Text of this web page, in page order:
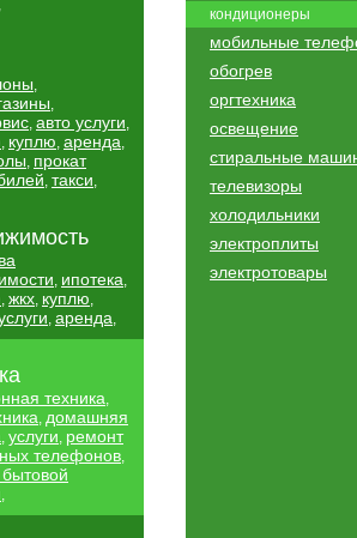
,
,
, авто услуги,
, куплю, аренда,
, прокат
, такси,
, ипотека,
, жкх, куплю,
, аренда,
техника,
, домашняя
, услуги, ремонт
телефонов,
,
кондиционеры
мобильные
обогрев
оргтехника
освещение
стиральные
телевизоры
холодильники
электроплиты
электротовары